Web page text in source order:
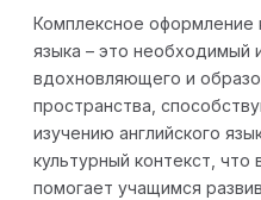
Комплексное оформление
языка – это необходимый
вдохновляющего и
пространства,
изучению английского
культурный контекст, что
помогает учащимся